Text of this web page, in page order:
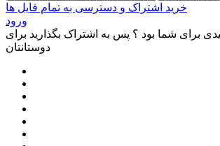
خرید اشتراک و دسترسی به تمام فایل ها
ورود
برای شما بود ؟ پس به اشتراک بگذارید برای
دوستانتان